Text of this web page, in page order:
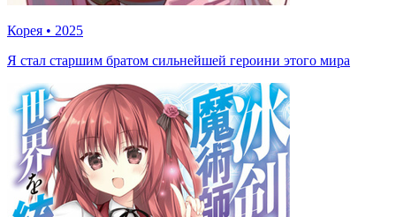
Корея • 2025
Я стал старшим братом сильнейшей героини этого мира